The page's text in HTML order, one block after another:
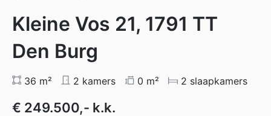
Kleine Vos 21, 1791 TT
Den Burg
36 m² 2 kamers 0 m² 2 slaapkamers
€ 249.500,- k.k.